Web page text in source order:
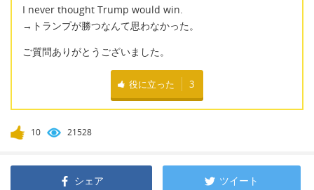
I never thought Trump would win.
→トランプが勝つなんて思わなかった。
ご質問ありがとうございました。
役に立った 3
10 21528
シェア ツイート